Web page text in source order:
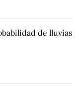
de lluvias